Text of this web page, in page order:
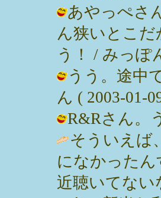
あやっぺさ
ん狭いとこ
う！ / みっぽ
うう。途中
ん ( 2003-01-
R&Rさん。
そういえば
になかった
近聴いてない